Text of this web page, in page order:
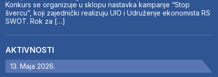
Konkurs se organizuje u sklopu nastavka kampanje “Stop
švercu”, koji zajednički realizuju UIO i Udruženje ekonomista RS
SWOT. Rok za […]
AKTIVNOSTI
13. Maja 2026.